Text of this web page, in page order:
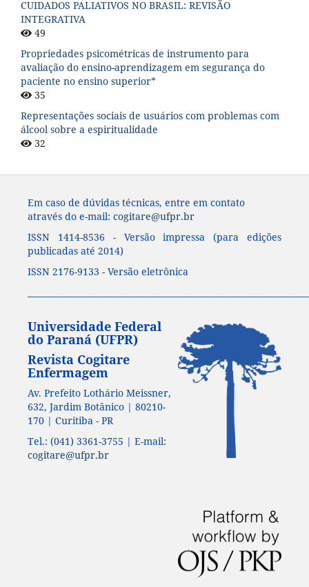
CUIDADOS PALIATIVOS NO BRASIL: REVISÃO
INTEGRATIVA
49
Propriedades psicométricas de instrumento para
avaliação do ensino-aprendizagem em segurança do
paciente no ensino superior*
35
Representações sociais de usuários com problemas com
álcool sobre a espiritualidade
32
Em caso de dúvidas técnicas, entre em contato
através do e-mail: cogitare@ufpr.br
ISSN 1414-8536 - Versão impressa (para edições
publicadas até 2014)
ISSN 2176-9133 - Versão eletrônica
Universidade Federal
do Paraná (UFPR)
Revista Cogitare
Enfermagem
Av. Prefeito Lothário Meissner,
632, Jardim Botânico | 80210-
170 | Curitiba - PR
Tel.: (041) 3361-3755 | E-mail:
cogitare@ufpr.br